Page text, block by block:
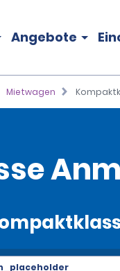
Angebote
Mietwagen